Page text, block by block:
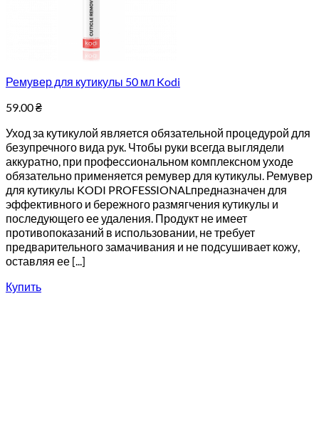
Ремувер для кутикулы 50 мл Kodi
59.00₴
Уход за кутикулой является обязательной процедурой для
безупречного вида рук. Чтобы руки всегда выглядели
аккуратно, при профессиональном комплексном уходе
обязательно применяется ремувер для кутикулы. Ремувер
для кутикулы KODI PROFESSIONALпредназначен для
эффективного и бережного размягчения кутикулы и
последующего ее удаления. Продукт не имеет
противопоказаний в использовании, не требует
предварительного замачивания и не подсушивает кожу,
оставляя ее [...]
Купить